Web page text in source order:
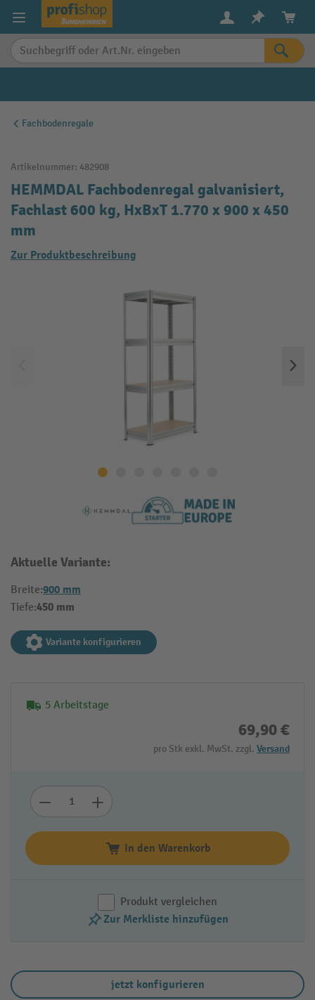
springen
Fachbodenregale
Artikelnummer: 482908
HEMMDAL Fachbodenregal galvanisiert,
Fachlast 600 kg, HxBxT 1.770 x 900 x 450
mm
Zur Produktbeschreibung
Aktuelle Variante:
Breite:900 mm
Tiefe:450 mm
Variante konfigurieren
5 Arbeitstage
69,90 €
pro Stk exkl. MwSt. zzgl. Versand
In den Warenkorb
Produkt vergleichen
Zur Merkliste hinzufügen
jetzt konfigurieren